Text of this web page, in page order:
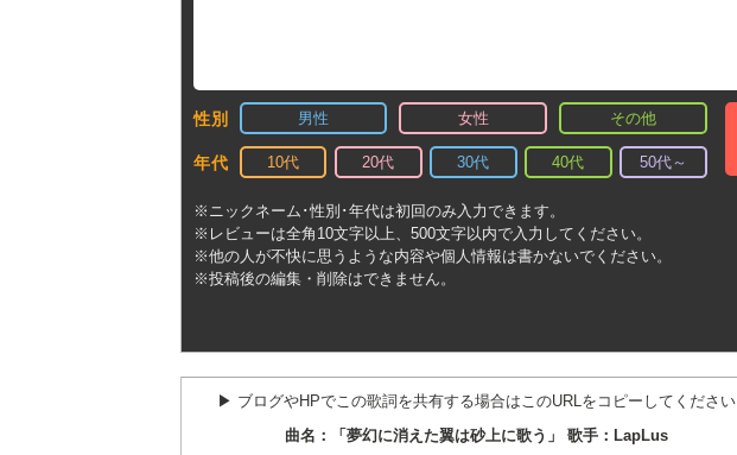
性別 男性 女性 その他
年代 10代 20代 30代 40代 50代～
※ニックネーム･性別･年代は初回のみ入力できます。
※レビューは全角10文字以上、500文字以内で入力してください。
※他の人が不快に思うような内容や個人情報は書かないでください。
※投稿後の編集・削除はできません。
▶︎ ブログやHPでこの歌詞を共有する場合はこのURLをコピーしてください
曲名：「夢幻に消えた翼は砂上に歌う」 歌手：LapLus